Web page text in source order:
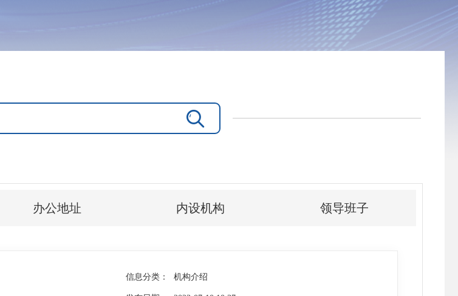

办公地址 内设机构 领导班子
信息分类： 机构介绍